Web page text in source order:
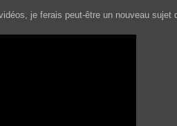
je ferais peut-être un nouveau sujet